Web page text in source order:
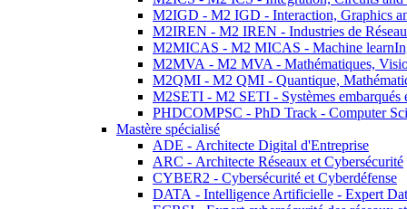
M2IGD - M2 IGD - Interaction, Graphics
M2IREN - M2 IREN - Industries de
M2MICAS - M2 MICAS - Machine
M2MVA - M2 MVA - Mathématiques,
M2QMI - M2 QMI - Quantique,
M2SETI - M2 SETI - Systèmes embarqués
PHDCOMPSC - PhD Track - Computer
Mastère spécialisé
ADE - Architecte Digital d'Entreprise
ARC - Architecte Réseaux et Cybersécurité
CYBER2 - Cybersécurité et Cyberdéfense
DATA - Intelligence Artificielle - Expert